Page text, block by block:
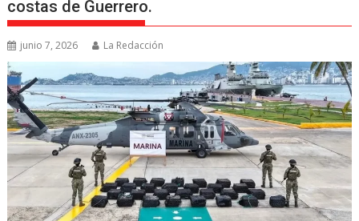
costas de Guerrero.
junio 7, 2026 La Redacción